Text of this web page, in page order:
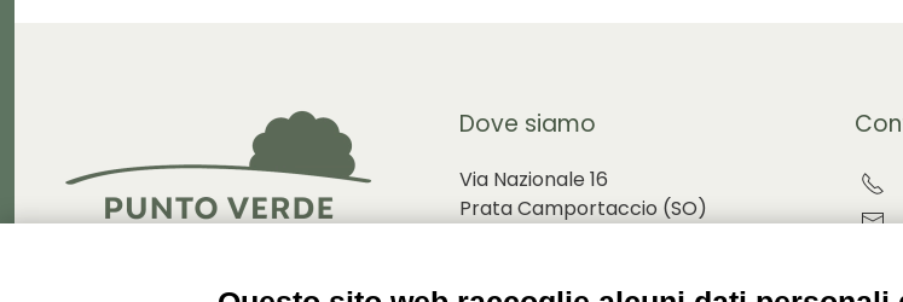
Dove siamo
Via Nazionale 16
Prata Camportaccio (SO)
Via Dolzino 68 Chiavenna (SO)